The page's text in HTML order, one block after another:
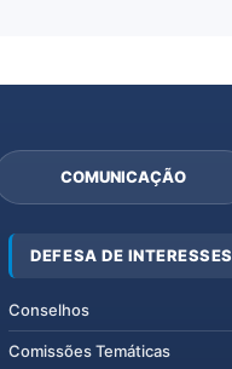
COMUNICAÇÃO
DEFESA DE INTERESSES
Conselhos
Comissões Temáticas